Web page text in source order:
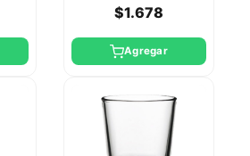
$1.678
Agregar